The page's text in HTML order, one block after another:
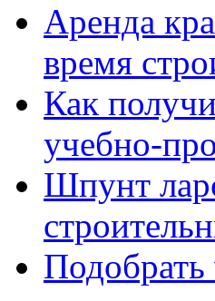
Аренда
время
Как
учебно-
Шпунт